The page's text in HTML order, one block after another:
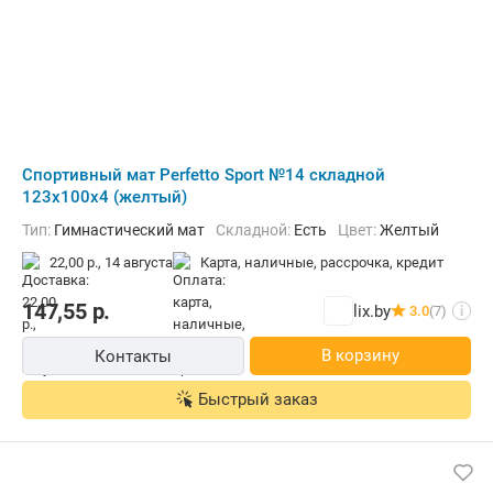
Cпортивный мат Perfetto Sport №14 складной
123x100x4 (желтый)
Тип: Гимнастический мат Складной: Есть Цвет:Желтый
22,00 р., 14 августа карта, наличные, рассрочка, кредит
147,55р. lix.by 3.0(7) i
Контакты В корзину
Быстрый заказ